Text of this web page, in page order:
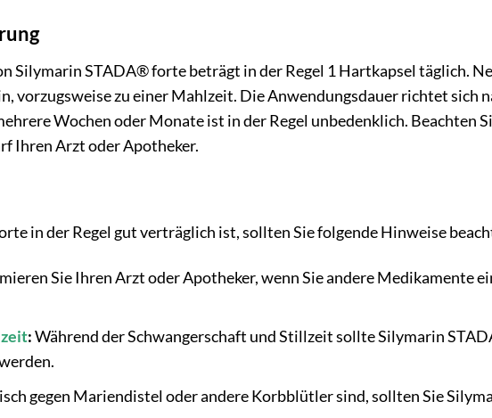
Silymarin STADA® forte beträgt in der Regel 1 Hartkapsel täglich.
vorzugsweise zu einer Mahlzeit. Die Anwendungsdauer richtet sich
Wochen oder Monate ist in der Regel unbedenklich. Beachten
Ihren Arzt oder Apotheker.
in der Regel gut verträglich ist, sollten Sie folgende Hinweise
Sie Ihren Arzt oder Apotheker, wenn Sie andere Medikamente
:Während der Schwangerschaft und Stillzeit sollte Silymarin
gegen Mariendistel oder andere Korbblütler sind, sollten Sie